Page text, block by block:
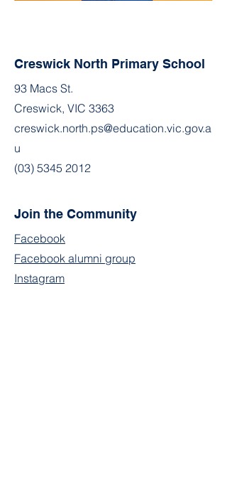
Creswick North Primary School
93 Macs St.
Creswick, VIC 3363
creswick.north.ps@education.vic.gov.a
u
(03) 5345 2012
Join the Community
Facebook
Facebook alumni group
Instagram